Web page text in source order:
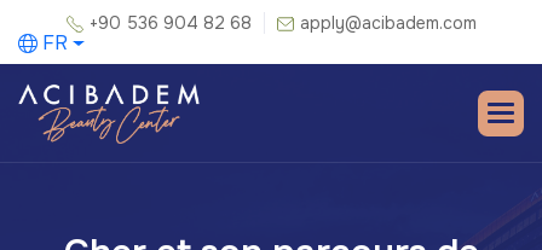
+90 536 904 82 68 apply@acibadem.com
FR